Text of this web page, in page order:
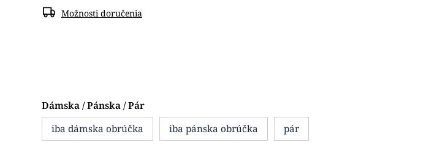
Dámska / Pánska / Pár
iba dámska obrúčka
iba pánska obrúčka pár
Možnosti doručenia